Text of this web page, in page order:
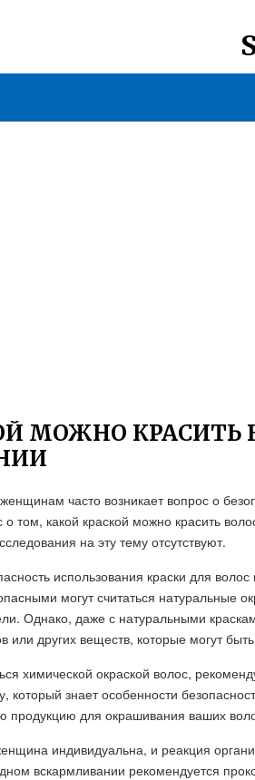
МОЖНО КРАСИТЬ
часто возникает вопрос о
том, какой краской можно красить
на эту тему отсутствуют.
использования краски для
могут считаться натуральные
Однако, даже с натуральными
или других веществ, которые могут
химической окраской волос,
который знает особенности
продукцию для окрашивания ваших
индивидуальна, и реакция
вскармливании рекомендуется